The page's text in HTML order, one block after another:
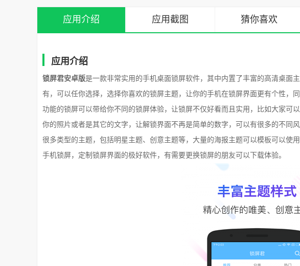
应用介绍 应用截图 猜你喜欢
应用介绍
锁屏君安卓版是一款非常实用的手机桌面锁屏软件，其中内置了丰富的高清桌面
有，可以任你选择，选择你喜欢的锁屏主题，让你的手机在锁屏界面更有个性，
功能的锁屏可以带给你不同的锁屏体验，让锁屏不仅好看而且实用，比如大家可
你的照片或者是其它的文字，让解锁界面不再是简单的数字，可以有很多的不同
很多类型的主题，包括明星主题、创意主题等，大量的海报主题可以模板可以使
手机锁屏，定制锁屏界面的极好软件，有需要更换锁屏的朋友可以下载体验。